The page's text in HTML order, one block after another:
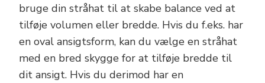
bruge din stråhat til at skabe balance ved at
tilføje volumen eller bredde. Hvis du f.eks. har
en oval ansigtsform, kan du vælge en stråhat
med en bred skygge for at tilføje bredde til
dit ansigt. Hvis du derimod har en